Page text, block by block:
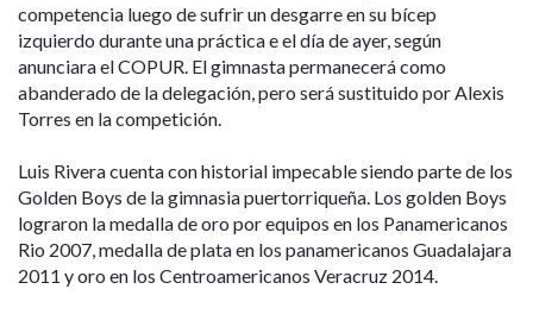
competencia luego de sufrir un desgarre en su bícep
izquierdo durante una práctica e el día de ayer, según
anunciara el COPUR. El gimnasta permanecerá como
abanderado de la delegación, pero será sustituido por Alexis
Torres en la competición.
Luis Rivera cuenta con historial impecable siendo parte de los
Golden Boys de la gimnasia puertorriqueña. Los golden Boys
lograron la medalla de oro por equipos en los Panamericanos
Rio 2007, medalla de plata en los panamericanos Guadalajara
2011 y oro en los Centroamericanos Veracruz 2014.